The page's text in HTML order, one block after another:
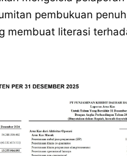
pembukuan
membuat literasi